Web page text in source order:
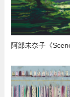
阿部未奈子《